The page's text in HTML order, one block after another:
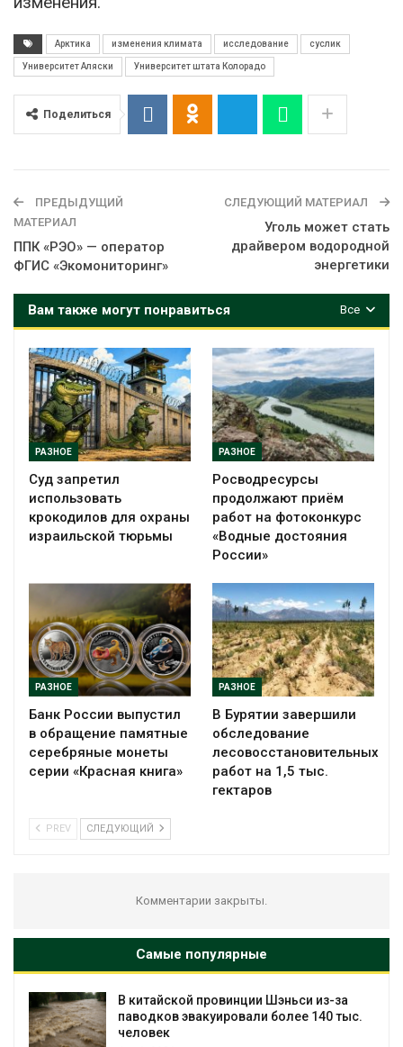
Арктика изменения климата исследование суслик
Университет Аляски Университет штата Колорадо
Поделиться
ПРЕДЫДУЩИЙ
МАТЕРИАЛ
ППК «РЭО» — оператор
ФГИС «Экомониторинг»
СЛЕДУЮЩИЙ МАТЕРИАЛ
Уголь может стать
драйвером водородной
энергетики
Все
Вам также могут понравиться
РАЗНОЕ
Суд запретил
использовать
крокодилов для охраны
израильской тюрьмы
РАЗНОЕ
Росводресурсы
продолжают приём
работ на фотоконкурс
«Водные достояния
России»
РАЗНОЕ
Банк России выпустил
в обращение памятные
серебряные монеты
серии «Красная книга»
РАЗНОЕ
В Бурятии завершили
обследование
лесовосстановительных
работ на 1,5 тыс.
гектаров
PREV СЛЕДУЮЩИЙ
Комментарии закрыты.
Самые популярные
В китайской провинции Шэньси из-за
паводков эвакуировали более 140 тыс.
человек